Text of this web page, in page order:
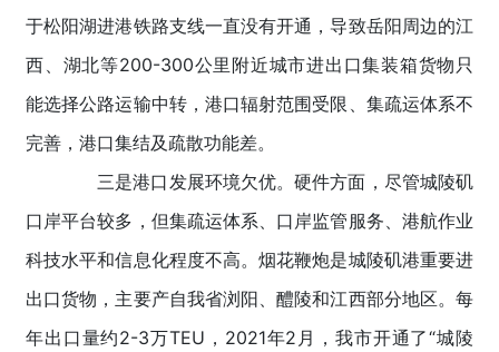
于松阳湖进港铁路支线一直没有开通，导致岳阳周边的江
西、湖北等200-300公里附近城市进出口集装箱货物只
能选择公路运输中转，港口辐射范围受限、集疏运体系不
完善，港口集结及疏散功能差。
三是港口发展环境欠优。硬件方面，尽管城陵矶
口岸平台较多，但集疏运体系、口岸监管服务、港航作业
科技水平和信息化程度不高。烟花鞭炮是城陵矶港重要进
出口货物，主要产自我省浏阳、醴陵和江西部分地区。每
年出口量约2-3万TEU，2021年2月，我市开通了“城陵